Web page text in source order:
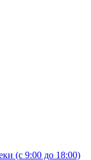
(с 9:00 до 18:00)